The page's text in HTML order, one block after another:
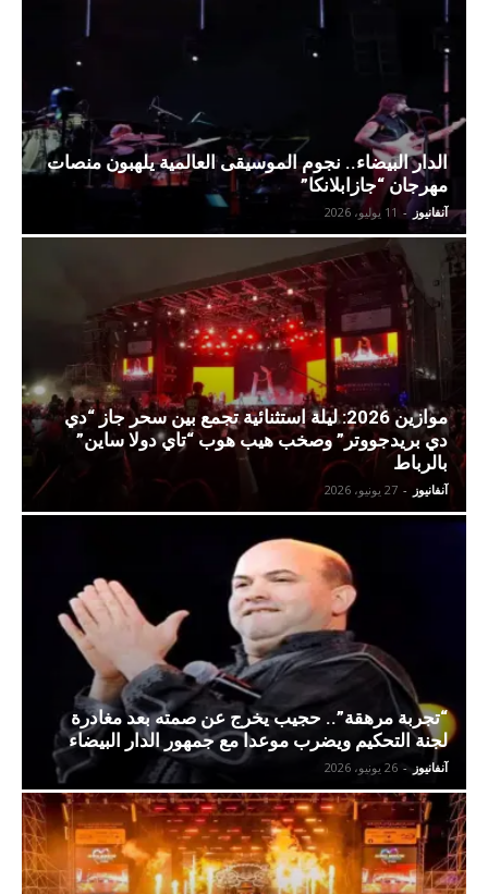
الدار البيضاء.. نجوم الموسيقى العالمية يلهبون منصات
مهرجان “جازابلانكا”
آنفانيوز - 11 يوليو، 2026
موازين 2026: ليلة استثنائية تجمع بين سحر جاز “دي
دي بريدجووتر” وصخب هيب هوب “تاي دولا ساين”
بالرباط
آنفانيوز - 27 يونيو، 2026
“تجربة مرهقة”.. حجيب يخرج عن صمته بعد مغادرة
لجنة التحكيم ويضرب موعدا مع جمهور الدار البيضاء
آنفانيوز - 26 يونيو، 2026